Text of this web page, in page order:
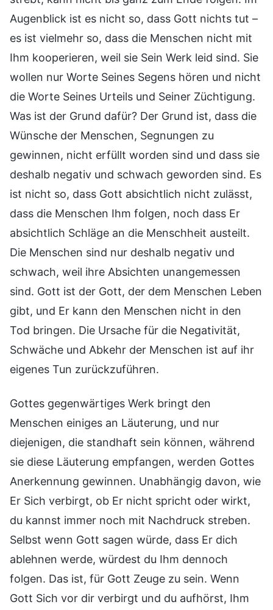
Augenblick ist es nicht so, dass Gott nichts tut –
es ist vielmehr so, dass die Menschen nicht mit
Ihm kooperieren, weil sie Sein Werk leid sind. Sie
wollen nur Worte Seines Segens hören und nicht
die Worte Seines Urteils und Seiner Züchtigung.
Was ist der Grund dafür? Der Grund ist, dass die
Wünsche der Menschen, Segnungen zu
gewinnen, nicht erfüllt worden sind und dass sie
deshalb negativ und schwach geworden sind. Es
ist nicht so, dass Gott absichtlich nicht zulässt,
dass die Menschen Ihm folgen, noch dass Er
absichtlich Schläge an die Menschheit austeilt.
Die Menschen sind nur deshalb negativ und
schwach, weil ihre Absichten unangemessen
sind. Gott ist der Gott, der dem Menschen Leben
gibt, und Er kann den Menschen nicht in den
Tod bringen. Die Ursache für die Negativität,
Schwäche und Abkehr der Menschen ist auf ihr
eigenes Tun zurückzuführen.
Gottes gegenwärtiges Werk bringt den
Menschen einiges an Läuterung, und nur
diejenigen, die standhaft sein können, während
sie diese Läuterung empfangen, werden Gottes
Anerkennung gewinnen. Unabhängig davon, wie
Er Sich verbirgt, ob Er nicht spricht oder wirkt,
du kannst immer noch mit Nachdruck streben.
Selbst wenn Gott sagen würde, dass Er dich
ablehnen werde, würdest du Ihm dennoch
folgen. Das ist, für Gott Zeuge zu sein. Wenn
Gott Sich vor dir verbirgt und du aufhörst, Ihm